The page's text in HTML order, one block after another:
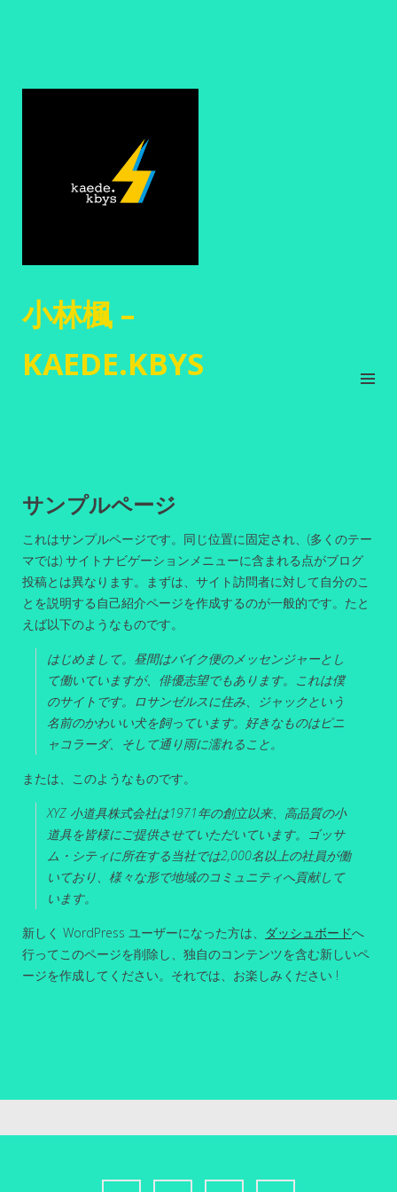
小林楓 –
KAEDE.KBYS
サンプルページ
これはサンプルページです。同じ位置に固定され、(多くのテー
マでは) サイトナビゲーションメニューに含まれる点がブログ
投稿とは異なります。まずは、サイト訪問者に対して自分のこ
とを説明する自己紹介ページを作成するのが一般的です。たと
えば以下のようなものです。
はじめまして。昼間はバイク便のメッセンジャーとし
て働いていますが、俳優志望でもあります。これは僕
のサイトです。ロサンゼルスに住み、ジャックという
名前のかわいい犬を飼っています。好きなものはピニ
ャコラーダ、そして通り雨に濡れること。
または、このようなものです。
XYZ 小道具株式会社は1971年の創立以来、高品質の小
道具を皆様にご提供させていただいています。ゴッサ
ム・シティに所在する当社では2,000名以上の社員が働
いており、様々な形で地域のコミュニティへ貢献して
います。
新しく WordPress ユーザーになった方は、 ダッシュボードへ
行ってこのページを削除し、独自のコンテンツを含む新しいペ
ージを作成してください。それでは、お楽しみください !